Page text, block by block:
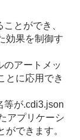
とができ、
効果を制御す
のアートメッ
とに応用でき
等が.cdi3.json
アプリケーシ
できます。